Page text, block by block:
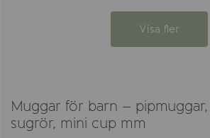
Visa fler
Muggar för barn –
sugrör, mini cup mm